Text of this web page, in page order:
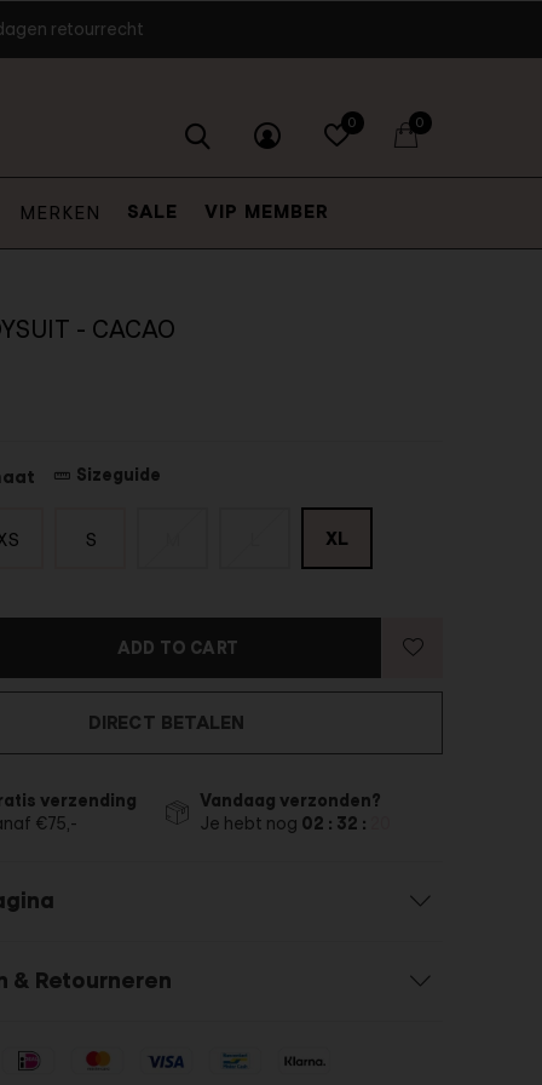
MERKEN SALE VIP MEMBER
0 0
retourrecht
- CACAO
Sizeguide
S XL
ADD TO CART
DIRECT BETALEN
verzending
€75,-
Vandaag verzonden?
Je hebt nog 02 : 32 :
& Retourneren